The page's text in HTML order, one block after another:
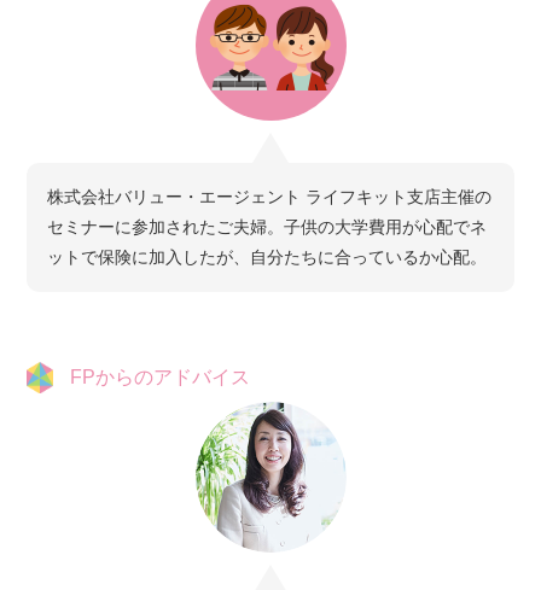
株式会社バリュー・エージェント ライフキット支店主催の
セミナーに参加されたご夫婦。子供の大学費用が心配でネ
ットで保険に加入したが、自分たちに合っているか心配。
FPからのアドバイス